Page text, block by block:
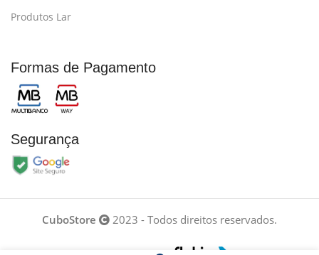
Produtos Lar
Formas de Pagamento
Segurança
CuboStore 2023 - Todos direitos reservados.